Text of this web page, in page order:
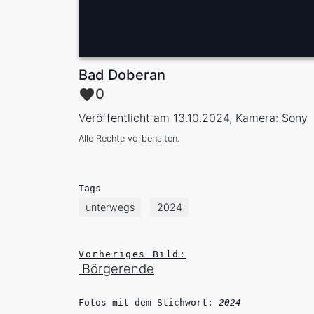
Bad Doberan
0
Veröffentlicht am 13.10.2024, Kamera: Sony
Alle Rechte vorbehalten.
Tags
unterwegs 2024
Vorheriges Bild:
Börgerende
Fotos mit dem Stichwort: 2024